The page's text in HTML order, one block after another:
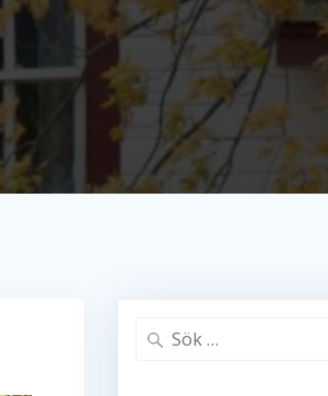
Sök
efter: